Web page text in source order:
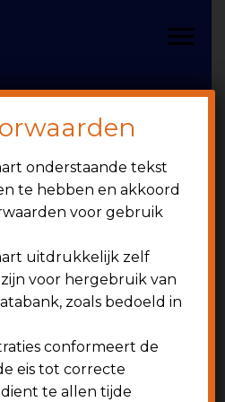
heden
1999
onderstaande tekst
te hebben en akkoord
voor gebruik
uitdrukkelijk zelf
voor hergebruik van
zoals bedoeld in
conformeert de
eis tot correcte
te allen tijde